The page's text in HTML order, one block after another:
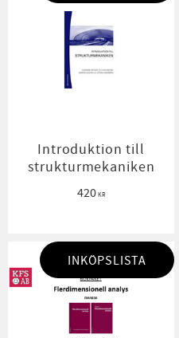
Introduktion till
strukturmekaniken
420KR
INKÖPSLISTA